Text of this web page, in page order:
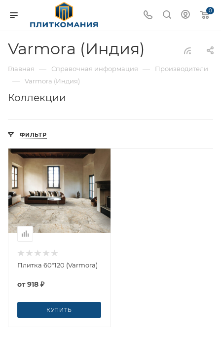
0
Varmora (Индия)
Главная — Справочная информация — Производители
— Varmora (Индия)
Коллекции
ФИЛЬТР
Плитка 60*120 (Varmora)
от918 ₽
КУПИТЬ